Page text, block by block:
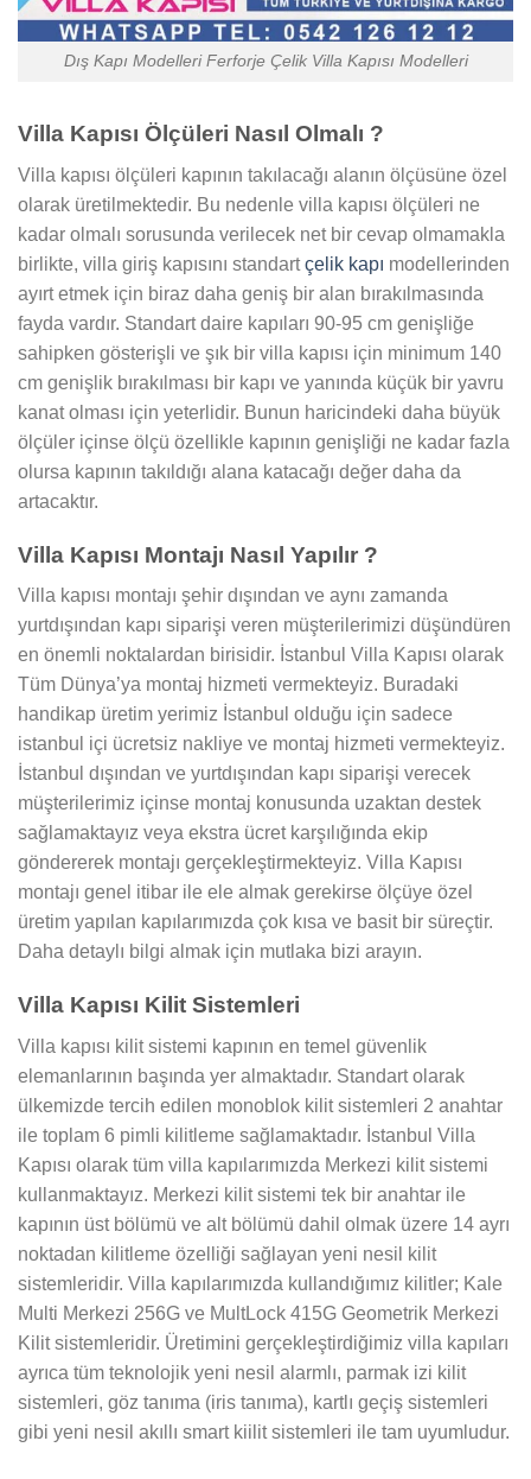
Dış Kapı Modelleri Ferforje Çelik Villa Kapısı Modelleri
Villa Kapısı Ölçüleri Nasıl Olmalı ?
Villa kapısı ölçüleri kapının takılacağı alanın ölçüsüne özel
olarak üretilmektedir. Bu nedenle villa kapısı ölçüleri ne
kadar olmalı sorusunda verilecek net bir cevap olmamakla
birlikte, villa giriş kapısını standartçelik kapı modellerinden
ayırt etmek için biraz daha geniş bir alan bırakılmasında
fayda vardır. Standart daire kapıları 90-95 cm genişliğe
sahipken gösterişli ve şık bir villa kapısı için minimum 140
cm genişlik bırakılması bir kapı ve yanında küçük bir yavru
kanat olması için yeterlidir. Bunun haricindeki daha büyük
ölçüler içinse ölçü özellikle kapının genişliği ne kadar fazla
olursa kapının takıldığı alana katacağı değer daha da
artacaktır.
Villa Kapısı Montajı Nasıl Yapılır ?
Villa kapısı montajı şehir dışından ve aynı zamanda
yurtdışından kapı siparişi veren müşterilerimizi düşündüren
en önemli noktalardan birisidir. İstanbul Villa Kapısı olarak
Tüm Dünya’ya montaj hizmeti vermekteyiz. Buradaki
handikap üretim yerimiz İstanbul olduğu için sadece
istanbul içi ücretsiz nakliye ve montaj hizmeti vermekteyiz.
İstanbul dışından ve yurtdışından kapı siparişi verecek
müşterilerimiz içinse montaj konusunda uzaktan destek
sağlamaktayız veya ekstra ücret karşılığında ekip
göndererek montajı gerçekleştirmekteyiz. Villa Kapısı
montajı genel itibar ile ele almak gerekirse ölçüye özel
üretim yapılan kapılarımızda çok kısa ve basit bir süreçtir.
Daha detaylı bilgi almak için mutlaka bizi arayın.
Villa Kapısı Kilit Sistemleri
Villa kapısı kilit sistemi kapının en temel güvenlik
elemanlarının başında yer almaktadır. Standart olarak
ülkemizde tercih edilen monoblok kilit sistemleri 2 anahtar
ile toplam 6 pimli kilitleme sağlamaktadır. İstanbul Villa
Kapısı olarak tüm villa kapılarımızda Merkezi kilit sistemi
kullanmaktayız. Merkezi kilit sistemi tek bir anahtar ile
kapının üst bölümü ve alt bölümü dahil olmak üzere 14 ayrı
noktadan kilitleme özelliği sağlayan yeni nesil kilit
sistemleridir. Villa kapılarımızda kullandığımız kilitler; Kale
Multi Merkezi 256G ve MultLock 415G Geometrik Merkezi
Kilit sistemleridir. Üretimini gerçekleştirdiğimiz villa kapıları
ayrıca tüm teknolojik yeni nesil alarmlı, parmak izi kilit
sistemleri, göz tanıma (iris tanıma), kartlı geçiş sistemleri
gibi yeni nesil akıllı smart kiilit sistemleri ile tam uyumludur.